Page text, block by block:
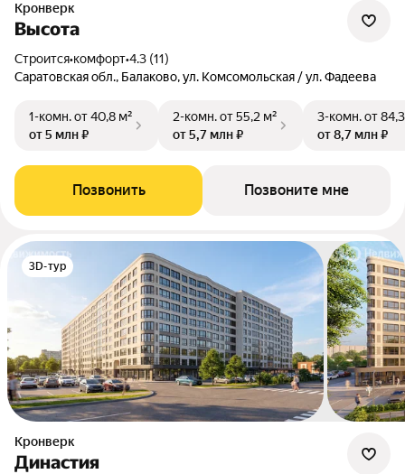
Кронверк
Высота
Строится•комфорт•4.3 (11)
Саратовская обл., Балаково, ул. Комсомольская / ул. Фадеева
1-комн.от 40,8 м²
от 5 млн ₽
2-комн.от 55,2 м²
от 5,7 млн ₽
3-комн.от
от 8,7 млн ₽
Позвонить Позвоните мне
3D-тур
Кронверк
Династия